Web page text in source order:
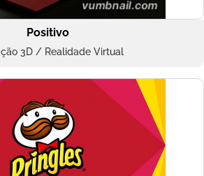
Positivo
3D / Realidade Virtual